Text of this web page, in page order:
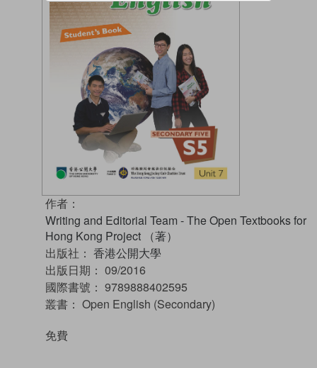
作者：
Writing and Editorial Team - The Open Textbooks for
Hong Kong Project （著）
出版社： 香港公開大學
出版日期： 09/2016
國際書號： 9789888402595
叢書： Open English (Secondary)
免費